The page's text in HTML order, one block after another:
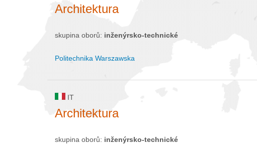
Architektura
skupina oborů: inženýrsko-technické
Politechnika Warszawska
IT
Architektura
skupina oborů: inženýrsko-technické